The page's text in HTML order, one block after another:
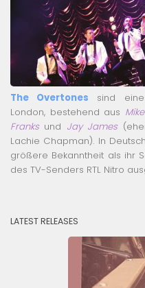
The Overtones sind
London, bestehend aus
Franksund Jay James
Lachie Chapman). In
größere Bekanntheit als ihr
des TV-Senders RTL Nitro
LATEST RELEASES